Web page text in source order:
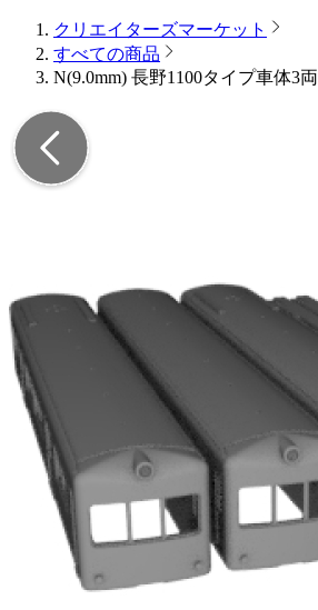
クリエイターズマーケット
すべての商品
N(9.0mm) 長野1100タイプ車体3